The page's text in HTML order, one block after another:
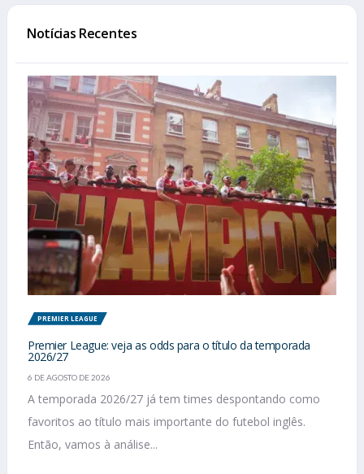
Notícias Recentes
PREMIER LEAGUE
Premier League: veja as odds para o título da temporada
2026/27
6 DE AGOSTO DE 2026
A temporada 2026/27 já tem times despontando como
favoritos ao título mais importante do futebol inglês.
Então, vamos à análise...